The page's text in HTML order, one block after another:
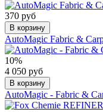
370 руб
В корзину
AutoMagic Fabric &
10%
4 050 руб
В корзину
AutoMagic - Fabric &